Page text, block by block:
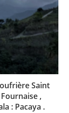
Saint
,
: Pacaya .